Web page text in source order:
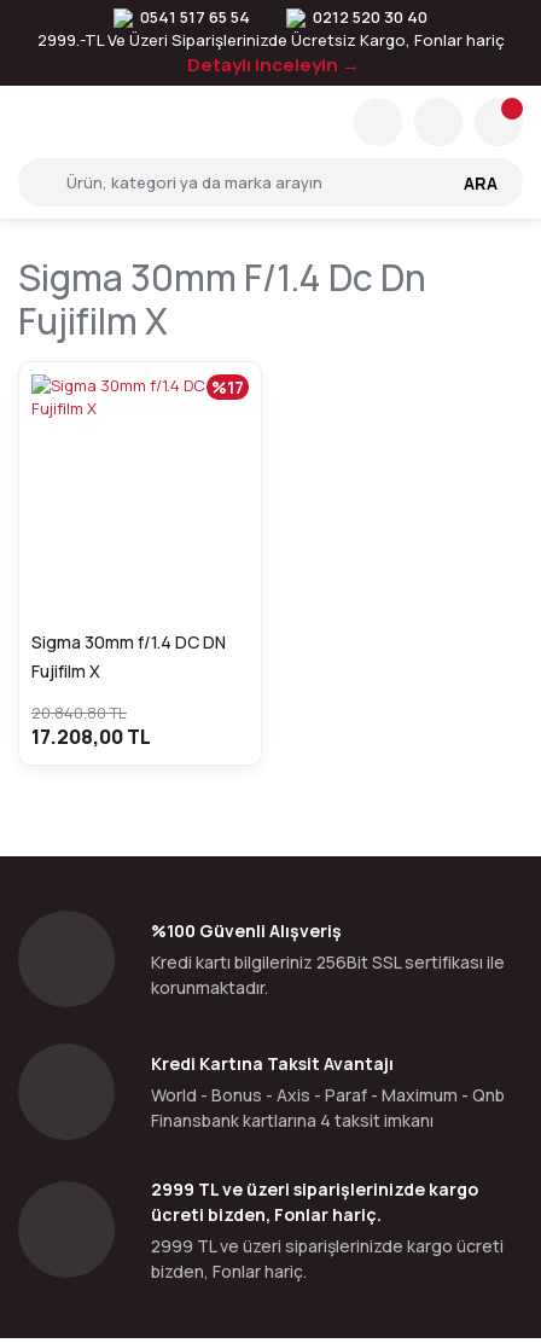
0541 517 65 54
0212 520 30 40
2999.-TL Ve Üzeri Siparişlerinizde Ücretsiz Kargo, Fonlar hariç
Detaylı inceleyin →
ARA
Sigma 30mm F/1.4 Dc Dn
Fujifilm X
Sigma 30mm f/1.4 DC DN
Fujifilm X
%17
20.840,80 TL
17.208,00 TL
%100 Güvenli Alışveriş
Kredi kartı bilgileriniz 256Bit SSL sertifikası ile
korunmaktadır.
Kredi Kartına Taksit Avantajı
World - Bonus - Axis - Paraf - Maximum - Qnb
Finansbank kartlarına 4 taksit imkanı
2999 TL ve üzeri siparişlerinizde kargo
ücreti bizden, Fonlar hariç.
2999 TL ve üzeri siparişlerinizde kargo ücreti
bizden, Fonlar hariç.